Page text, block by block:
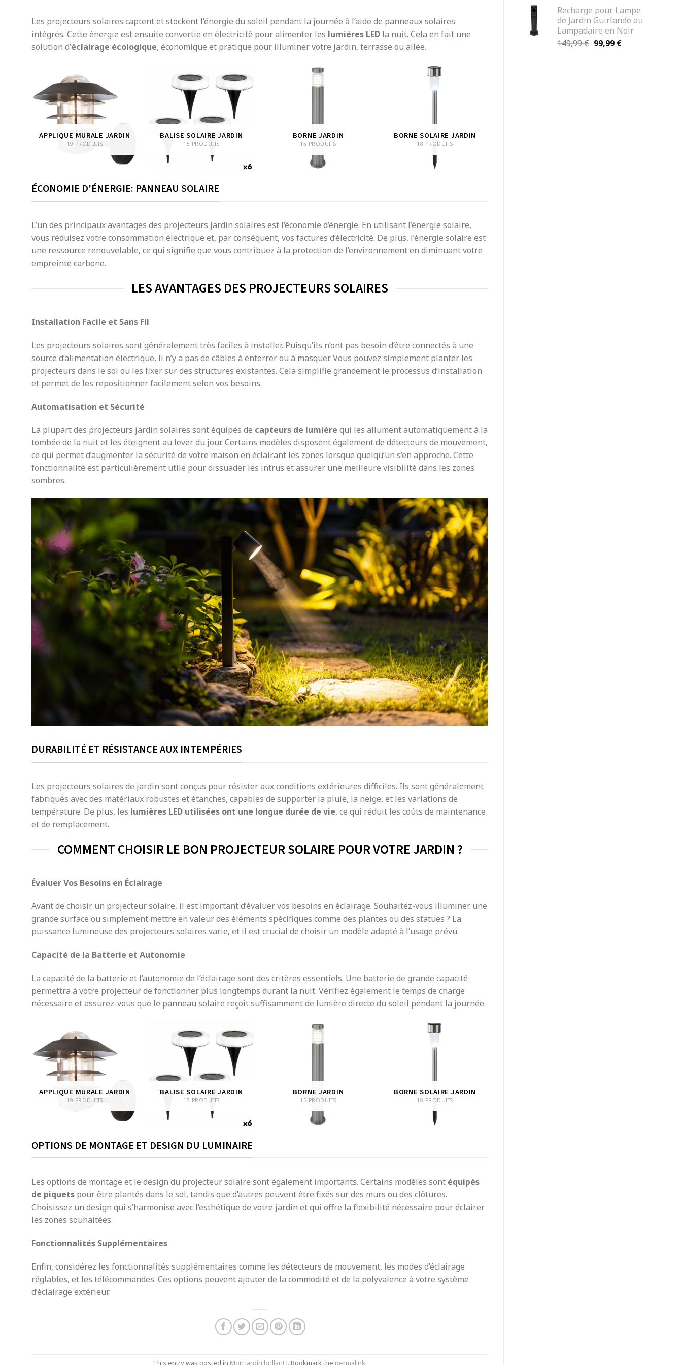
Les projecteurs solaires captent et stockent l’énergie du soleil pendant la journée à l’aide de panneaux solaires
intégrés. Cette énergie est ensuite convertie en électricité pour alimenter les lumières LED la nuit. Cela en fait une
solution d’éclairage écologique, économique et pratique pour illuminer votre jardin, terrasse ou allée.
APPLIQUE MURALE JARDIN
19 PRODUITS
BALISE SOLAIRE JARDIN
15 PRODUITS
BORNE JARDIN
15 PRODUITS
BORNE SOLAIRE JARDIN
18 PRODUITS
ÉCONOMIE D'ÉNERGIE: PANNEAU SOLAIRE
L’un des principaux avantages des projecteurs jardin solaires est l’économie d’énergie. En utilisant l’énergie solaire,
vous réduisez votre consommation électrique et, par conséquent, vos factures d’électricité. De plus, l’énergie solaire est
une ressource renouvelable, ce qui signifie que vous contribuez à la protection de l’environnement en diminuant votre
empreinte carbone.
LES AVANTAGES DES PROJECTEURS SOLAIRES
Installation Facile et Sans Fil
Les projecteurs solaires sont généralement très faciles à installer. Puisqu’ils n’ont pas besoin d’être connectés à une
source d’alimentation électrique, il n’y a pas de câbles à enterrer ou à masquer. Vous pouvez simplement planter les
projecteurs dans le sol ou les fixer sur des structures existantes. Cela simplifie grandement le processus d’installation
et permet de les repositionner facilement selon vos besoins.
Automatisation et Sécurité
La plupart des projecteurs jardin solaires sont équipés de capteurs de lumière qui les allument automatiquement à la
tombée de la nuit et les éteignent au lever du jour. Certains modèles disposent également de détecteurs de mouvement,
ce qui permet d’augmenter la sécurité de votre maison en éclairant les zones lorsque quelqu’un s’en approche. Cette
fonctionnalité est particulièrement utile pour dissuader les intrus et assurer une meilleure visibilité dans les zones
sombres.
DURABILITÉ ET RÉSISTANCE AUX INTEMPÉRIES
Les projecteurs solaires de jardin sont conçus pour résister aux conditions extérieures difficiles. Ils sont généralement
fabriqués avec des matériaux robustes et étanches, capables de supporter la pluie, la neige, et les variations de
température. De plus, les lumières LED utilisées ont une longue durée de vie, ce qui réduit les coûts de maintenance
et de remplacement.
COMMENT CHOISIR LE BON PROJECTEUR SOLAIRE POUR VOTRE JARDIN ?
Évaluer Vos Besoins en Éclairage
Avant de choisir un projecteur solaire, il est important d’évaluer vos besoins en éclairage. Souhaitez-vous illuminer une
grande surface ou simplement mettre en valeur des éléments spécifiques comme des plantes ou des statues ? La
puissance lumineuse des projecteurs solaires varie, et il est crucial de choisir un modèle adapté à l’usage prévu.
Capacité de la Batterie et Autonomie
La capacité de la batterie et l’autonomie de l’éclairage sont des critères essentiels. Une batterie de grande capacité
permettra à votre projecteur de fonctionner plus longtemps durant la nuit. Vérifiez également le temps de charge
nécessaire et assurez-vous que le panneau solaire reçoit suffisamment de lumière directe du soleil pendant la journée.
APPLIQUE MURALE JARDIN
19 PRODUITS
BALISE SOLAIRE JARDIN
15 PRODUITS
BORNE JARDIN
15 PRODUITS
BORNE SOLAIRE JARDIN
18 PRODUITS
OPTIONS DE MONTAGE ET DESIGN DU LUMINAIRE
Les options de montage et le design du projecteur solaire sont également importants. Certains modèles sont équipés
de piquets pour être plantés dans le sol, tandis que d’autres peuvent être fixés sur des murs ou des clôtures.
Choisissez un design qui s’harmonise avec l’esthétique de votre jardin et qui offre la flexibilité nécessaire pour éclairer
les zones souhaitées.
Fonctionnalités Supplémentaires
Enfin, considérez les fonctionnalités supplémentaires comme les détecteurs de mouvement, les modes d’éclairage
réglables, et les télécommandes. Ces options peuvent ajouter de la commodité et de la polyvalence à votre système
d’éclairage extérieur.
This entry was posted in Mon jardin brillant !. Bookmark the permalink.
initial
était :
89,99 €.
actuel
est :
69,99 €.
Recharge pour Lampe
de Jardin Guirlande ou
Lampadaire en Noir
149,99€ Le
99,99 €Le